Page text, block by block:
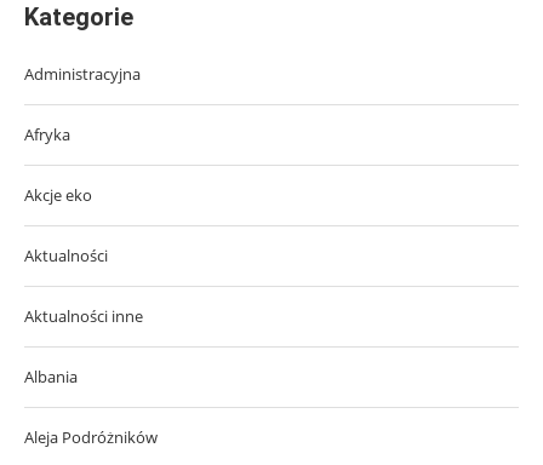
Kategorie
Administracyjna
Afryka
Akcje eko
Aktualności
Aktualności inne
Albania
Aleja Podróżników